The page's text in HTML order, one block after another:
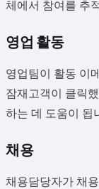
체에서 참여를 추
영업 활동
영업팀이 활동 이
잠재고객이 클릭
하는 데 도움이 됩
채용
채용담당자가 채